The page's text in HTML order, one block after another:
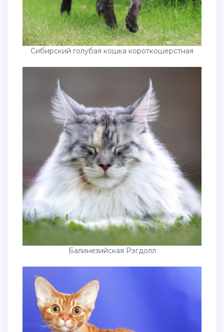
Сибирский голубая кошка короткошерстная
Балинезийская Рэгдолл